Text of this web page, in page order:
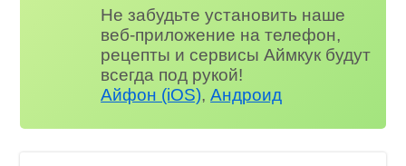
Не забудьте установить наше
веб-приложение на телефон,
рецепты и сервисы Аймкук будут
всегда под рукой!
Айфон (iOS),Андроид